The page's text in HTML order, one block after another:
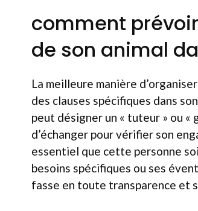
comment
de son animal
La meilleure manière
des clauses spécifiques dans
peut désigner un « tuteur » ou «
d’échanger pour vérifier son
essentiel que cette personne
besoins spécifiques ou ses
fasse en toute transparence et